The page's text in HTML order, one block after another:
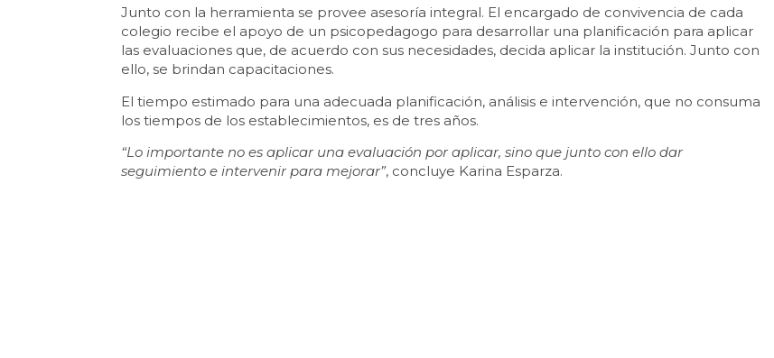
Junto con la herramienta se provee asesoría integral. El encargado de convivencia de cada
colegio recibe el apoyo de un psicopedagogo para desarrollar una planificación para aplicar
las evaluaciones que, de acuerdo con sus necesidades, decida aplicar la institución. Junto con
ello, se brindan capacitaciones.
El tiempo estimado para una adecuada planificación, análisis e intervención, que no consuma
los tiempos de los establecimientos, es de tres años.
“Lo importante no es aplicar una evaluación por aplicar, sino que junto con ello dar
seguimiento e intervenir para mejorar”, concluye Karina Esparza.